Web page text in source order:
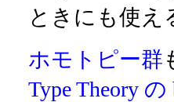
ときにも使え
ホモトピー群
Type Theory の